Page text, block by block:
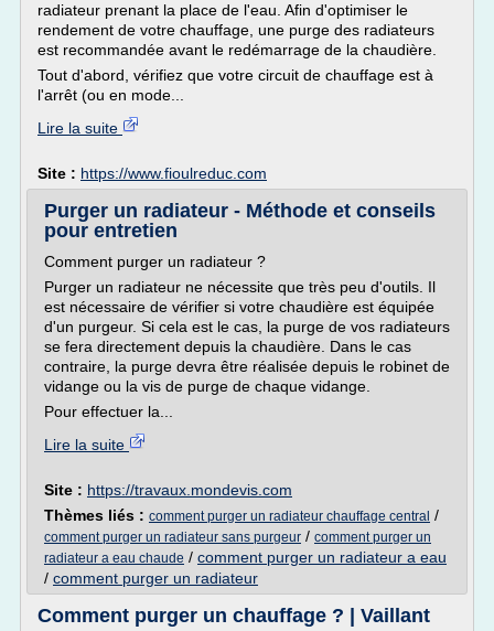
radiateur prenant la place de l'eau. Afin d'optimiser le
rendement de votre chauffage, une purge des radiateurs
est recommandée avant le redémarrage de la chaudière.
Tout d'abord, vérifiez que votre circuit de chauffage est à
l'arrêt (ou en mode...
Lire la suite
Site : https://www.fioulreduc.com
Purger un radiateur - Méthode et conseils
pour entretien
Comment purger un radiateur ?
Purger un radiateur ne nécessite que très peu d'outils. Il
est nécessaire de vérifier si votre chaudière est équipée
d'un purgeur. Si cela est le cas, la purge de vos radiateurs
se fera directement depuis la chaudière. Dans le cas
contraire, la purge devra être réalisée depuis le robinet de
vidange ou la vis de purge de chaque vidange.
Pour effectuer la...
Lire la suite
Site : https://travaux.mondevis.com
Thèmes liés : comment purger un radiateur chauffage central /
comment purger un radiateur sans purgeur / comment purger un
radiateur a eau chaude / comment purger un radiateur a eau
/ comment purger un radiateur
Comment purger un chauffage ? | Vaillant